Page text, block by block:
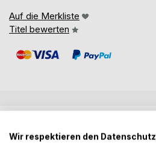
Auf die Merkliste
Titel bewerten
Wir respektieren den Datenschutz